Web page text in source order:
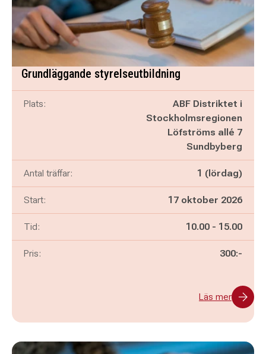
Grundläggande styrelseutbildning
Plats:
ABF Distriktet i
Stockholmsregionen
Löfströms allé 7
Sundbyberg
Antal träffar: 1 (lördag)
Start: 17 oktober 2026
Tid: Pågår mellan
10.00 - och
15.00
Pris: 300:-
Läs mer